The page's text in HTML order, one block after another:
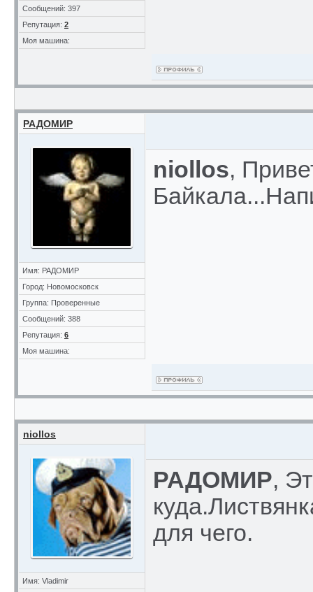
Сообщений: 397
Репутация: 2
Моя машина:
РАДОМИР
Имя: РАДОМИР
Город: Новомосковск
Группа: Проверенные
Сообщений: 388
Репутация: 6
Моя машина:
niollos,
niollos
Имя: Vladimir
РАДОМИР,
для чего.